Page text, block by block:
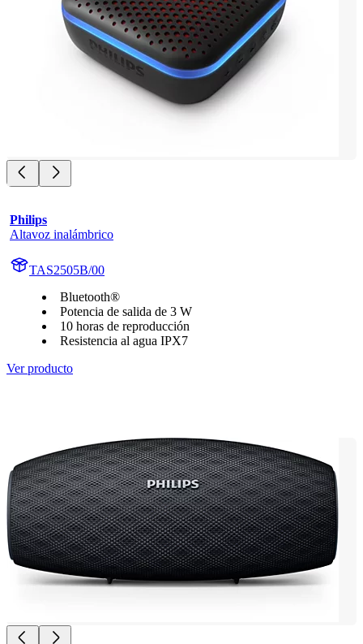
Philips
Altavoz inalámbrico
TAS2505B/00
Bluetooth®
Potencia de salida de 3 W
10 horas de reproducción
Resistencia al agua IPX7
Ver producto